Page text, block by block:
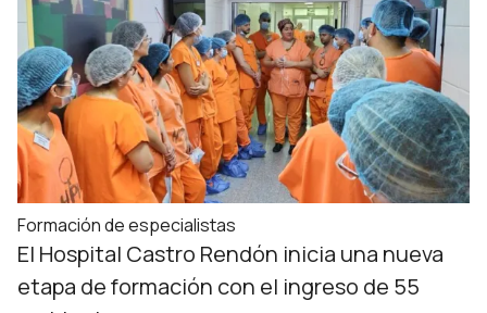
Formación de especialistas
El Hospital Castro Rendón inicia una nueva
etapa de formación con el ingreso de 55